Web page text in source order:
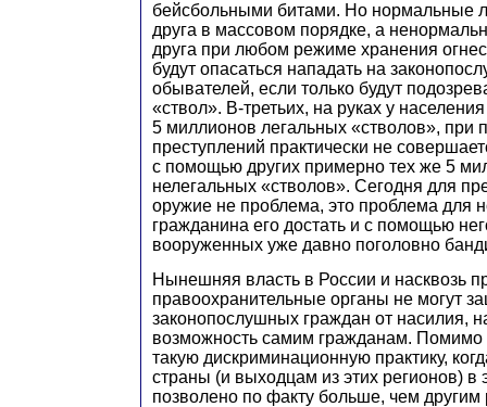
бейсбольными битами. Но нормальные
друга в массовом порядке, а
друга при любом режиме хранения
будут опасаться нападать на
обывателей, если только будут
«ствол». В-третьих, на руках у
5 миллионов легальных «стволов», при
преступлений практически не
с помощью других примерно тех же 5
нелегальных «стволов». Сегодня для
оружие не проблема, это проблема для
гражданина его достать и с помощью
вооруженных уже давно поголовно
Нынешняя власть в России и насквозь
правоохранительные органы не могут
законопослушных граждан от насилия,
возможность самим гражданам. Помимо
такую дискриминационную практику,
страны (и выходцам из этих регионов) в
позволено по факту больше, чем другим